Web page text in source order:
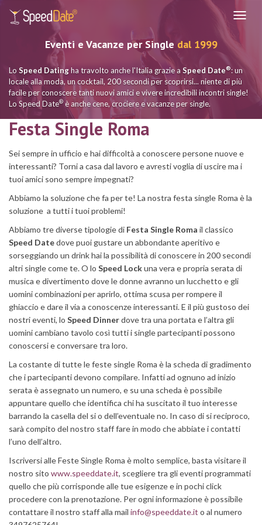
Eventi e Vacanze per Single dal 1999
Lo Speed Datingha travolto anche l'Italia grazie a Speed Date®: un
locale alla moda, un cocktail, 200 secondi per scoprirsi... niente di più
facile per conoscere tanti nuovi amici e vivere incredibili incontri single!
Lo Speed Date® è anche cene, crociere e vacanze per single.
Festa Single Roma
Sei sempre in ufficio e hai difficoltà a conoscere persone nuove e
interessanti? Torni a casa dal lavoro e avresti voglia di uscire ma i
tuoi amici sono sempre impegnati?
Abbiamo la soluzione che fa per te! La nostra festa single Roma è la
soluzione a tutti i tuoi problemi!
Abbiamo tre diverse tipologie di Festa Single Roma il classico
Speed Datedove puoi gustare un abbondante aperitivo e
sorseggiando un drink hai la possibilità di conoscere in 200 secondi
altri single come te. O lo Speed Lockuna vera e propria serata di
musica e divertimento dove le donne avranno un lucchetto e gli
uomini combinazioni per aprirlo, ottima scusa per rompere il
ghiaccio e dare il via a conoscenze interessanti. E il più gustoso dei
nostri eventi, lo Speed Dinnerdove tra una portata e l’altra gli
uomini cambiano tavolo così tutti i single partecipanti possono
conoscersi e conversare tra loro.
La costante di tutte le feste single Roma è la scheda di gradimento
che i partecipanti devono compilare. Infatti ad ognuno ad inizio
serata è assegnato un numero, e su una scheda è possibile
appuntare quello che identifica chi ha suscitato il tuo interesse
barrando la casella del si o dell’eventuale no. In caso di si reciproco,
sarà compito del nostro staff fare in modo che abbiate i contatti
l’uno dell’altro.
Iscriversi alle Feste Single Roma è molto semplice, basta visitare il
nostro sito www.speeddate.it, scegliere tra gli eventi programmati
quello che più corrisponde alle tue esigenze e in pochi click
procedere con la prenotazione. Per ogni informazione è possibile
contattare il nostro staff alla mail info@speeddate.it o al numero